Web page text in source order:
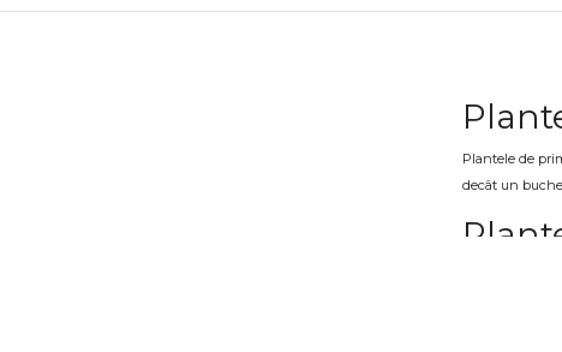
Plantele de
decât un